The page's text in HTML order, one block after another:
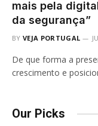
mais pela
da segurança”
BY VEJA PORTUGAL
De que forma a
crescimento e
Our Picks